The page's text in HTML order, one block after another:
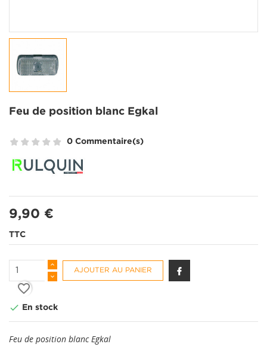
Feu de position blanc Egkal
0 Commentaire(s)
9,90 €
TTC
AJOUTER AU PANIER
favorite_border
 En stock
Feu de position blanc Egkal